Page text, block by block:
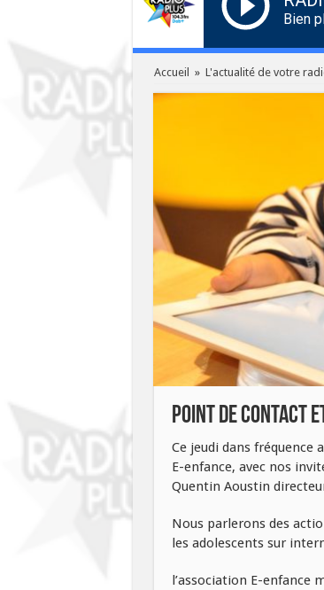
Bien
Accueil » L'actualité de votre
Point de Contact
Ce jeudi dans fréquence
E-enfance, avec nos
Quentin Aoustin
Nous parlerons des
les adolescents sur
l’association E-enfance